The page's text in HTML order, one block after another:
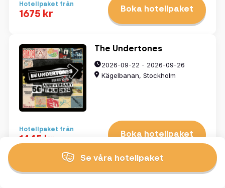
Se våra hotellpaket
Hotellpaket från
1675 kr Boka hotellpaket
The Undertones
2026-09-22 - 2026-09-26
Kägelbanan, Stockholm
Hotellpaket från
1445 kr Boka hotellpaket
Geoff Tate´s Operation: